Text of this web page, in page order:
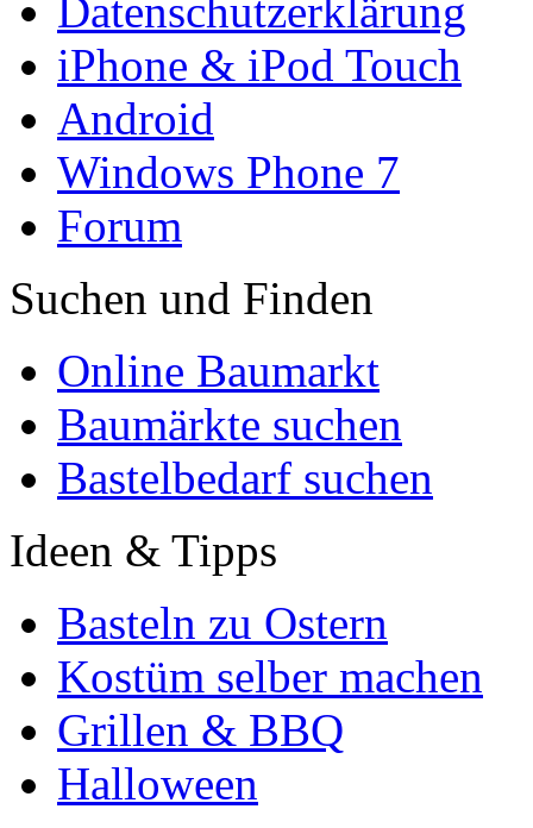
Datenschutzerklärung
iPhone & iPod Touch
Android
Windows Phone 7
Forum
Suchen und Finden
Online Baumarkt
Baumärkte suchen
Bastelbedarf suchen
Ideen & Tipps
Basteln zu Ostern
Kostüm selber machen
Grillen & BBQ
Halloween